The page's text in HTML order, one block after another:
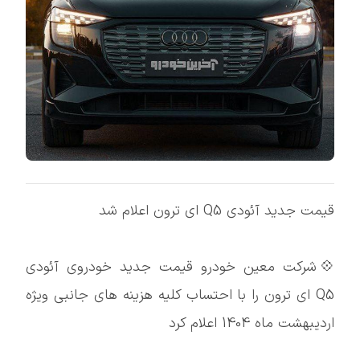
قیمت جدید آئودی Q5 ای ترون اعلام شد
💠شرکت معین خودرو قیمت جدید خودروی آئودی
Q5 ای ترون را با احتساب کلیه هزینه های جانبی ویژه
اردیبهشت ماه 1404 اعلام کرد